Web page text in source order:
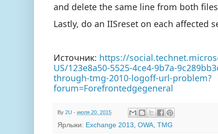
and delete the same line from both
Lastly, do an IISreset on each affected
Источник: https://
US/123e8a50-5525-4ce4-9b7a-
through-tmg-2010-logoff-url-problem?
forum=Forefrontedgegeneral
By 2U - июля 20, 2015
Ярлыки: Exchange 2013, OWA, TMG